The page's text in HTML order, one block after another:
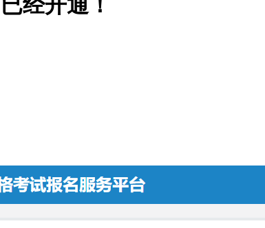
经开通！